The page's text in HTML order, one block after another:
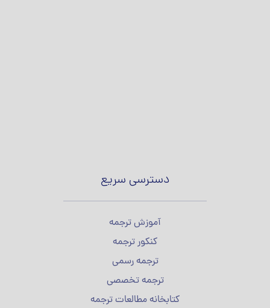
دسترسی سریع
آموزش ترجمه
کنکور ترجمه
ترجمه رسمی
ترجمه تخصصی
کتابخانه مطالعات ترجمه